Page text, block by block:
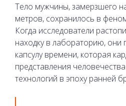
Тело мужчины, замерзшего
метров, сохранилось в
Когда исследователи
находку в лабораторию, они
капсулу времени, которая
представления
технологий в эпоху ранней